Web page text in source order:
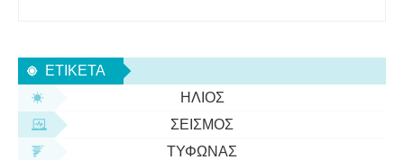
μαρούλι, καρότα και ντομάτες. Με την πάροδο του
χρόνου, ένας οργανισμός θα μπορούσ
ΕΤΙΚΈΤΑ
ΉΛΙΟΣ
ΣΕΙΣΜΌΣ
ΤΥΦΏΝΑΣ